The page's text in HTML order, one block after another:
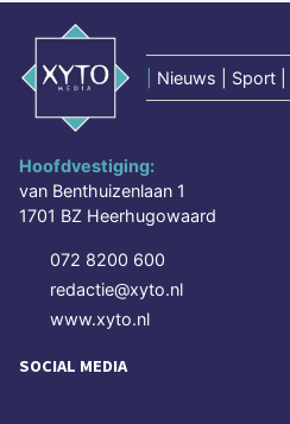
Nieuws | Sport |
Hoofdvestiging:
van Benthuizenlaan 1
1701 BZ Heerhugowaard
072 8200 600
redactie@xyto.nl
www.xyto.nl
SOCIAL MEDIA